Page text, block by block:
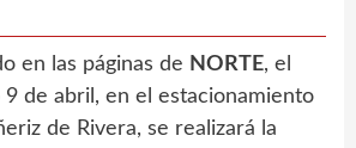
en las páginas de NORTE, el
9 de abril, en el estacionamiento
de Rivera, se realizará la